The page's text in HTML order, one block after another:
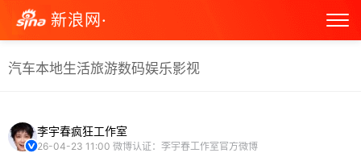
新浪网·
汽车本地生活旅游数码娱乐影视
李宇春疯狂工作室
26-04-23 11:00 微博认证：李宇春工作室官方微博